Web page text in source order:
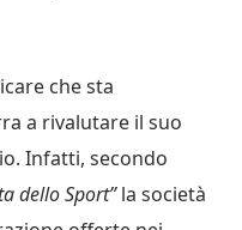
che sta
a rivalutare il suo
Infatti, secondo
dello Sport”la società